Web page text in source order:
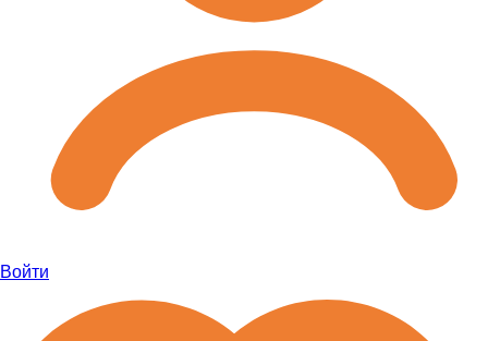
Войти